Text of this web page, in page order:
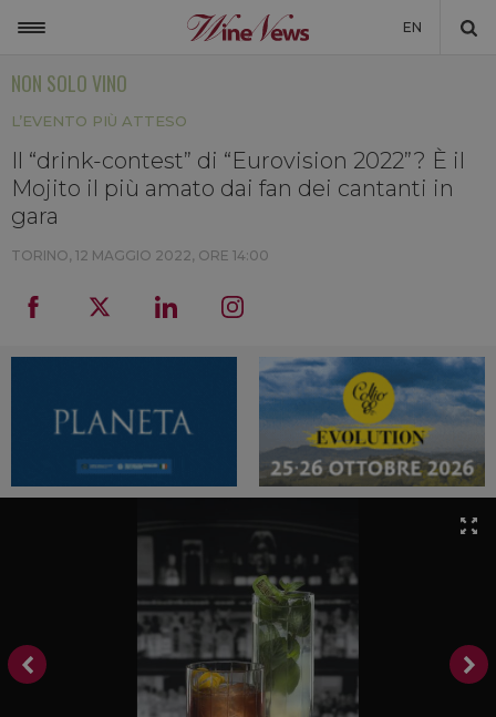
EN
NON SOLO VINO
LA CANTINA DI WINENEWS
DICONO DI NOI
NON SOLO VINO
L’EVENTO PIÙ ATTESO
Il “drink-contest” di “Eurovision 2022”? È il
Mojito il più amato dai fan dei cantanti in
gara
TORINO, 12 MAGGIO 2022, ORE 14:00